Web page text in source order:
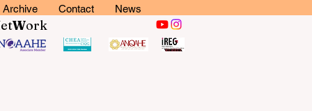
Archive Contact News
etWork